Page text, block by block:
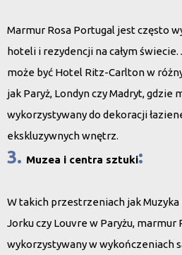
Marmur Rosa Portugal jest często
hoteli i rezydencji na całym świecie.
może być Hotel Ritz-Carltonw
jak Paryż, Londyn czy Madryt, gdzie
wykorzystywany do dekoracji
ekskluzywnych wnętrz.
3. Muzea i centra sztuki:
W takich przestrzeniach jak
Jorkuczy Louvre w Paryżu, marmur
wykorzystywany w wykończeniach